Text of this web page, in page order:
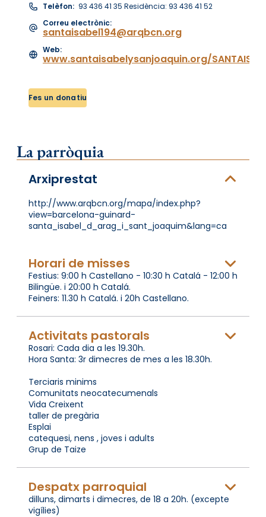
Telèfon: 93 436 41 35 Residència: 93 436 41 52
Correu electrònic:
santaisabel194@arqbcn.org
Web:
www.santaisabelysanjoaquin.org/
Fes un donatiu
La parròquia
Arxiprestat
http://www.arqbcn.org/mapa/index.php?
view=barcelona-guinard-
santa_isabel_d_arag_i_sant_joaquim&lang=ca
Horari de misses
Festius: 9:00 h Castellano - 10:30 h Catalá - 12:00 h
Bilingüe. i 20:00 h Catalá.
Feiners: 11.30 h Catalá. i 20h Castellano.
Activitats pastorals
Rosari: Cada dia a les 19.30h.
Hora Santa: 3r dimecres de mes a les 18.30h.
Terciaris minims
Comunitats neocatecumenals
Vida Creixent
taller de pregària
Esplai
catequesi, nens , joves i adults
Grup de Taize
Despatx parroquial
dilluns, dimarts i dimecres, de 18 a 20h. (excepte
vigílies)